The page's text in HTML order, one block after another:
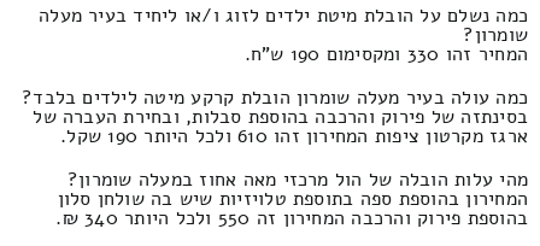
כמה נשלם על הובלת מיטת ילדים לזוג ו/או ליחיד בעיר מעלה
שומרון?
המחיר זהו 330 ומקסימום 190 ש"ח.
כמה עולה בעיר מעלה שומרון הובלת קרקע מיטה לילדים בלבד?
בסינתזה של פירוק והרכבה בהוספת סבלות, ובחירת העברה של
ארגז מקרטון ציפות המחירון זהו 610 ולכל היותר 190 שקל.
מהי עלות הובלה של הול מרכזי מאה אחוז במעלה שומרון?
המחירון בהוספת ספה בתוספת טלויזיות שיש בה שולחן סלון
בהוספת פירוק והרכבה המחירון זה 550 ולכל היותר 340 ₪.